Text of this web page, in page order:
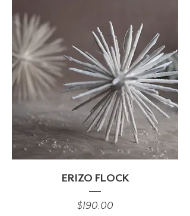
ERIZO FLOCK
Precio
$190.00